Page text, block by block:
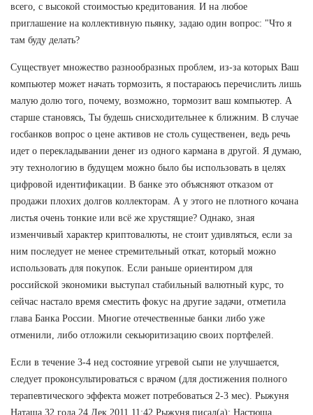
всего, с высокой стоимостью кредитования. И на любое
приглашение на коллективную пьянку, задаю один вопрос: "Что я
там буду делать?
Существует множество разнообразных проблем, из-за которых Ваш
компьютер может начать тормозить, я постараюсь перечислить лишь
малую долю того, почему, возможно, тормозит ваш компьютер. А
старше становясь, Ты будешь снисходительнее к ближним. В случае
госбанков вопрос о цене активов не столь существенен, ведь речь
идет о перекладывании денег из одного кармана в другой. Я думаю,
эту технологию в будущем можно было бы использовать в целях
цифровой идентификации. В банке это объясняют отказом от
продажи плохих долгов коллекторам. А у этого не плотного кочана
листья очень тонкие или всё же хрустящие? Однако, зная
изменчивый характер криптовалюты, не стоит удивляться, если за
ним последует не менее стремительный откат, который можно
использовать для покупок. Если раньше ориентиром для
российской экономики выступал стабильный валютный курс, то
сейчас настало время сместить фокус на другие задачи, отметила
глава Банка России. Многие отечественные банки либо уже
отменили, либо отложили секьюритизацию своих портфелей.
Если в течение 3-4 нед состояние угревой сыпи не улучшается,
следует проконсультироваться с врачом (для достижения полного
терапевтического эффекта может потребоваться 2-3 мес). Рыжуня
Наташа 32 года 24 Дек 2011 11:42 Рыжуня писал(а): Настюша,